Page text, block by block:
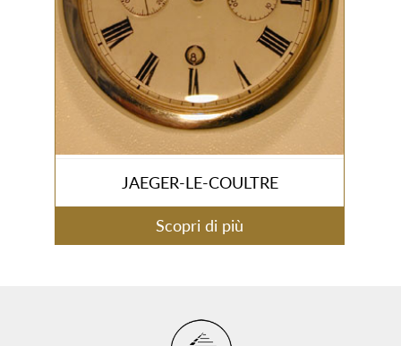
JAEGER-LE-COULTRE
Scopri di più